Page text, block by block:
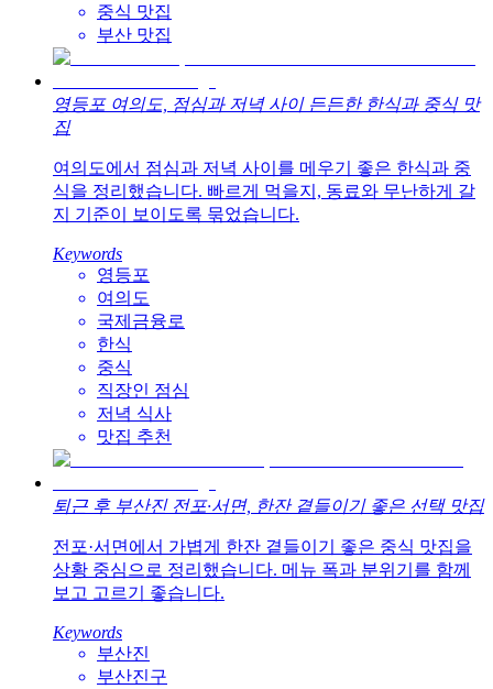
중식 맛집
부산 맛집
영등포 여의도, 점심과 저녁 사이 든든한 한식과 중식 맛
집
여의도에서 점심과 저녁 사이를 메우기 좋은 한식과 중
식을 정리했습니다. 빠르게 먹을지, 동료와 무난하게 갈
지 기준이 보이도록 묶었습니다.
Keywords
영등포
여의도
국제금융로
한식
중식
직장인 점심
저녁 식사
맛집 추천
퇴근 후 부산진 전포·서면, 한잔 곁들이기 좋은 선택 맛집
전포·서면에서 가볍게 한잔 곁들이기 좋은 중식 맛집을
상황 중심으로 정리했습니다. 메뉴 폭과 분위기를 함께
보고 고르기 좋습니다.
Keywords
부산진
부산진구